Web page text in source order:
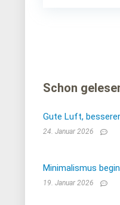
Schon
Gute Luft,
24. Januar 2026
Minimalismus
19. Januar 2026